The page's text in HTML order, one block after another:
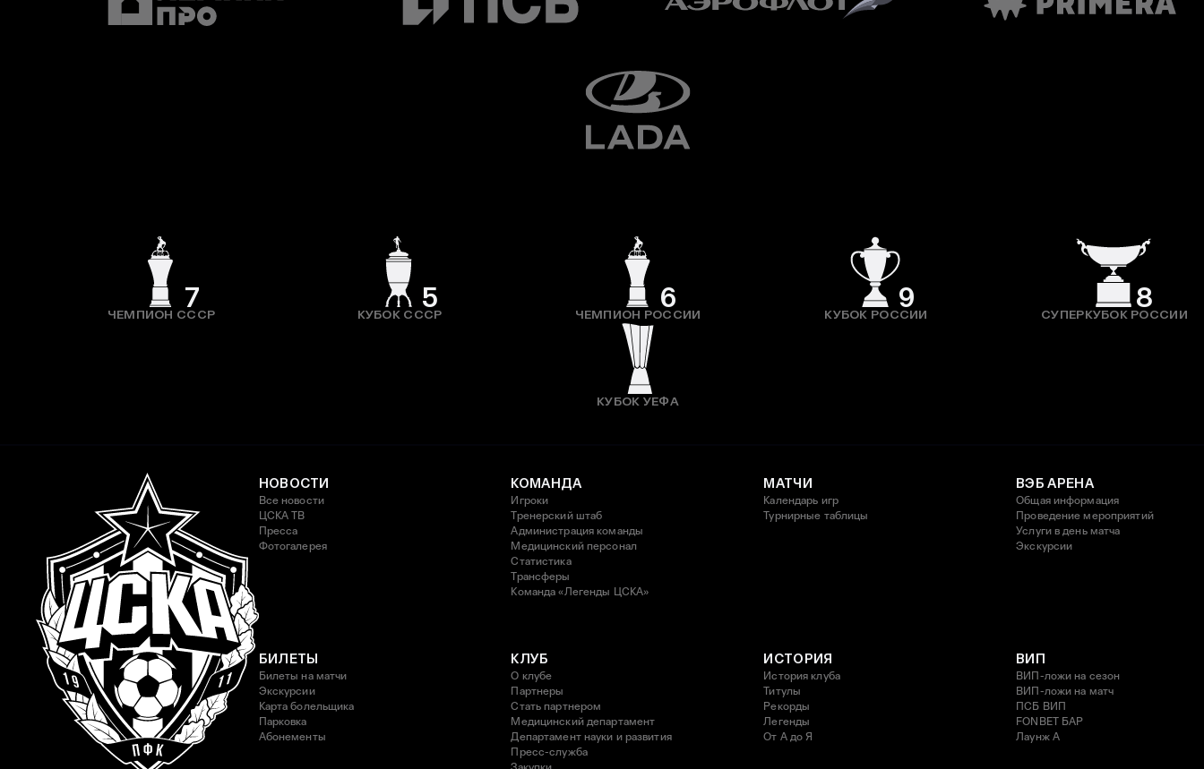
7
ЧЕМПИОН СССР
5
КУБОК СССР
6
ЧЕМПИОН РОССИИ
9
КУБОК РОССИИ
8
СУПЕРКУБОК РОССИИ
КУБОК УЕФА
НОВОСТИ
Все новости
ЦСКА ТВ
Пресса
Фотогалерея
КОМАНДА
Игроки
Тренерский штаб
Администрация команды
Медицинский персонал
Статистика
Трансферы
Команда «Легенды ЦСКА»
МАТЧИ
Календарь игр
Турнирные таблицы
ВЭБ АРЕНА
Общая информация
Проведение мероприятий
Услуги в день матча
Экскурсии
БИЛЕТЫ
Билеты на матчи
Экскурсии
Карта болельщика
Парковка
Абонементы
КЛУБ
О клубе
Партнеры
Стать партнером
Медицинский департамент
Департамент науки и развития
Пресс-служба
ИСТОРИЯ
История клуба
Титулы
Рекорды
Легенды
От А до Я
ВИП
ВИП-ложи на сезон
ВИП-ложи на матч
ПСБ ВИП
FONBET БАР
Лаунж A